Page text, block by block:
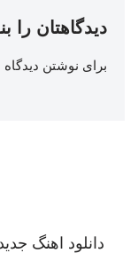
دیدگاهتان را
برای نوشتن دیدگاه
دانلود اهنگ